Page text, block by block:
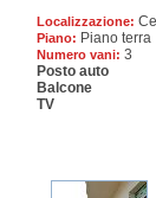
Localizzazione:
Piano: Piano terra
Numero vani: 3
Posto auto
Balcone
TV